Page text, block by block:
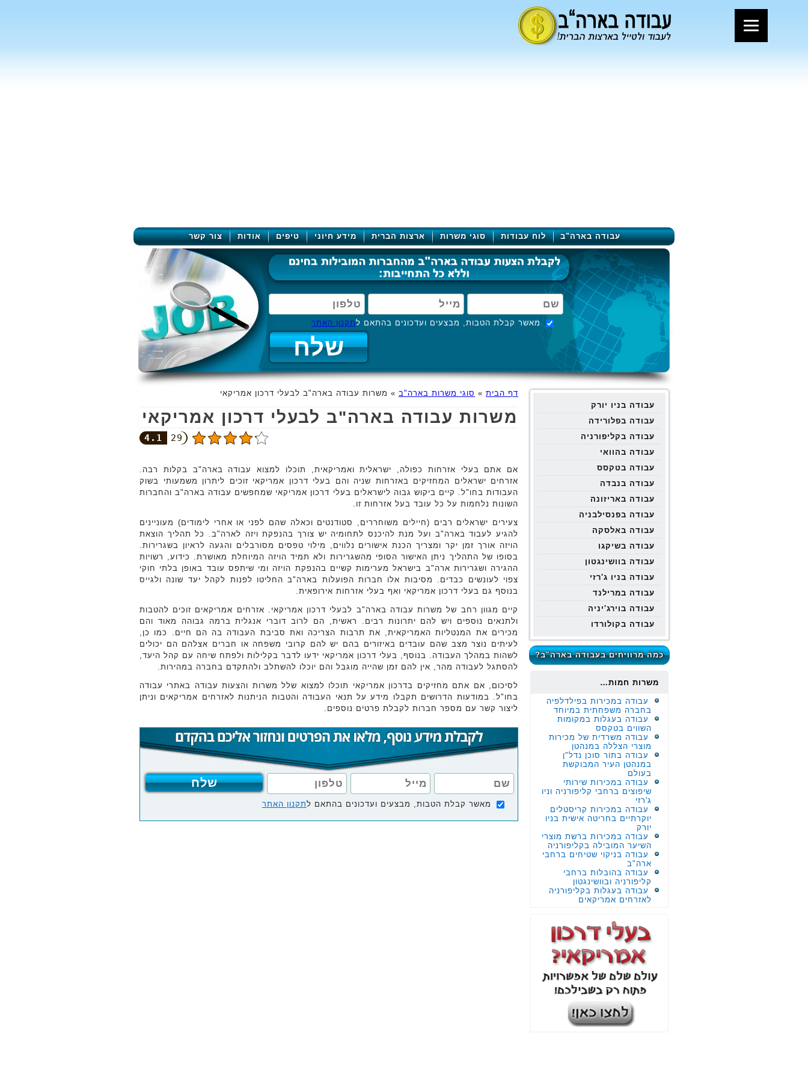
עבודה בארה"ב לוח עבודות סוגי משרות ארצות הברית מידע חיוני טיפים אודות צור קשר
מאשר קבלת הטבות, מבצעים ועדכונים בהתאם לתקנון האתר
עבודה בניו יורק
עבודה בפלורידה
עבודה בקליפורניה
עבודה בהוואי
עבודה בטקסס
עבודה בנבדה
עבודה באריזונה
עבודה בפנסילבניה
עבודה באלסקה
עבודה בשיקגו
עבודה בוושינגטון
עבודה בניו ג'רזי
עבודה במרילנד
עבודה בוירג'יניה
עבודה בקולורדו
כמה מרוויחים בעבודה בארה"ב?
משרות חמות…
עבודה במכירות בפילדלפיה
בחברה משפחתית במיוחד
עבודה בעגלות במקומות
השווים בטקסס
עבודה משרדית של מכירות
מוצרי הצללה במנהטן
עבודה בתור סוכן נדל"ן
במנהטן העיר המבוקשת
בעולם
עבודה במכירות שירותי
שיפוצים ברחבי קליפורניה וניו
ג'רזי
עבודה במכירות קריסטלים
יוקרתיים בחריטה אישית בניו
יורק
עבודה במכירות ברשת מוצרי
השיער המובילה בקליפורניה
עבודה בניקוי שטיחים ברחבי
ארה"ב
עבודה בהובלות ברחבי
קליפורניה ובוושינגטון
עבודה בעגלות בקליפורניה
לאזרחים אמריקאים
דף הבית » סוגי משרות בארה"ב » משרות עבודה בארה"ב לבעלי דרכון אמריקאי
משרות עבודה בארה"ב לבעלי דרכון אמריקאי
4.1 29
אם אתם בעלי אזרחות כפולה, ישראלית ואמריקאית, תוכלו למצוא עבודה בארה"ב בקלות רבה.
אזרחים ישראלים המחזיקים באזרחות שניה והם בעלי דרכון אמריקאי זוכים ליתרון משמעותי בשוק
העבודות בחו"ל. קיים ביקוש גבוה לישראלים בעלי דרכון אמריקאי שמחפשים עבודה בארה"ב והחברות
השונות נלחמות על כל עובד בעל אזרחות זו.
צעירים ישראלים רבים (חיילים משוחררים, סטודנטים וכאלה שהם לפני או אחרי לימודים) מעוניינים
להגיע לעבוד בארה"ב ועל מנת להיכנס לתחומיה יש צורך בהנפקת ויזה לארה"ב. כל תהליך הוצאת
הויזה אורך זמן יקר ומצריך הכנת אישורים נלווים, מילוי טפסים מסורבלים והגעה לראיון בשגרירות.
בסופו של התהליך ניתן האישור הסופי מהשגרירות ולא תמיד הויזה המיוחלת מאושרת. כידוע, רשויות
ההגירה ושגרירות ארה"ב בישראל מערימות קשיים בהנפקת הויזה ומי שיתפס עובד באופן בלתי חוקי
צפוי לעונשים כבדים. מסיבות אלו חברות הפועלות בארה"ב החליטו לפנות לקהל יעד שונה ולגייס
בנוסף גם בעלי דרכון אמריקאי ואף בעלי אזרחות אירופאית.
קיים מגוון רחב של משרות עבודה בארה"ב לבעלי דרכון אמריקאי. אזרחים אמריקאים זוכים להטבות
ולתנאים נוספים ויש להם יתרונות רבים. ראשית, הם לרוב דוברי אנגלית ברמה גבוהה מאוד והם
מכירים את המנטליות האמריקאית, את תרבות הצריכה ואת סביבת העבודה בה הם חיים. כמו כן,
לעיתים נוצר מצב שהם עובדים באיזורים בהם יש להם קרובי משפחה או חברים אצלהם הם יכולים
לשהות במהלך העבודה. בנוסף, בעלי דרכון אמריקאי ידעו לדבר בקלילות ולפתח שיחה עם קהל היעד,
להסתגל לעבודה מהר, אין להם זמן שהייה מוגבל והם יוכלו להשתלב ולהתקדם בחברה במהירות.
לסיכום, אם אתם מחזיקים בדרכון אמריקאי תוכלו למצוא שלל משרות והצעות עבודה באתרי עבודה
בחו"ל. במודעות הדרושים תקבלו מידע על תנאי העבודה והטבות הניתנות לאזרחים אמריקאים וניתן
ליצור קשר עם מספר חברות לקבלת פרטים נוספים.
מאשר קבלת הטבות, מבצעים ועדכונים בהתאם לתקנון האתר